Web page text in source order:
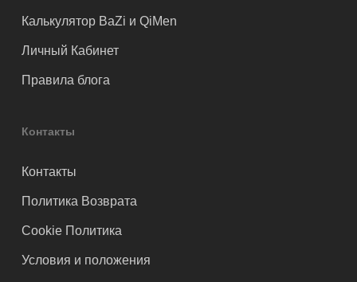
Калькулятор BaZi и QiMen
Личный Кабинет
Правила блога
Контакты
Контакты
Политика Возврата
Cookie Политика
Условия и положения